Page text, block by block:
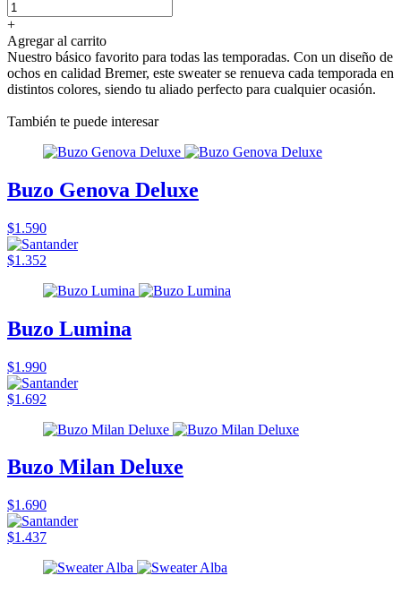
+
Agregar al carrito
Nuestro básico favorito para todas las temporadas. Con un diseño de
ochos en calidad Bremer, este sweater se renueva cada temporada en
distintos colores, siendo tu aliado perfecto para cualquier ocasión.
También te puede interesar
Buzo Genova Deluxe
$1.590
$1.352
Buzo Lumina
$1.990
$1.692
Buzo Milan Deluxe
$1.690
$1.437